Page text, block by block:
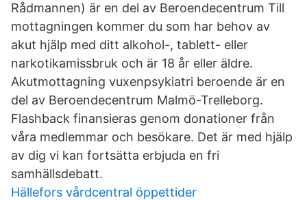
Rådmannen) är en del av Beroendecentrum Till
mottagningen kommer du som har behov av
akut hjälp med ditt alkohol-, tablett- eller
narkotikamissbruk och är 18 år eller äldre.
Akutmottagning vuxenpsykiatri beroende är en
del av Beroendecentrum Malmö-Trelleborg.
Flashback finansieras genom donationer från
våra medlemmar och besökare. Det är med hjälp
av dig vi kan fortsätta erbjuda en fri
samhällsdebatt.
Hällefors vårdcentral öppettider